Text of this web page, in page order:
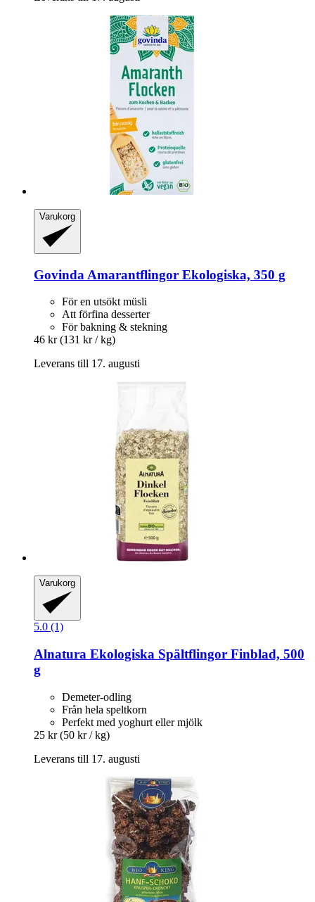
Varukorg
Govinda Amarantflingor Ekologiska, 350 g
För en utsökt müsli
Att förfina desserter
För bakning & stekning
46 kr (131 kr / kg)
Leverans till 17. augusti
Varukorg
5.0 (1)
Alnatura Ekologiska Spältflingor Finblad, 500
g
Demeter-odling
Från hela speltkorn
Perfekt med yoghurt eller mjölk
25 kr (50 kr / kg)
Leverans till 17. augusti